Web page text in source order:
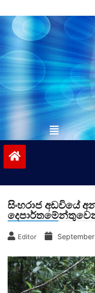
to
content
සිංහරාජ අඩවියේ
Editor